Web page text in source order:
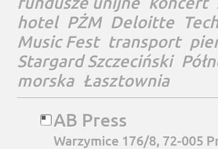
hotel PŻM Deloitte
Music Fest transport
Stargard Szczeciński
morska Łasztownia
AB Press
Warzymice 176/8, 72-005